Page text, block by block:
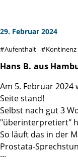
29. Februar 2024
Aufenthalt Kontinenz
Hans B. aus
Am 5. Februar
Seite stand!
Selbst nach gut 3
"überinterpretiert"
So läuft das in der
Prostata-
einen völlig